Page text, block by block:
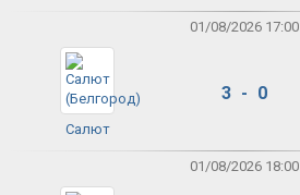
01/08/2026 17:00
Салют
3 - 0
01/08/2026 18:00